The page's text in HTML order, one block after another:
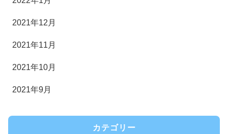
2021年12月
2021年11月
2021年10月
2021年9月
カテゴリー